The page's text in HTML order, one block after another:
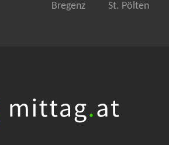
Bregenz
St. Pölten